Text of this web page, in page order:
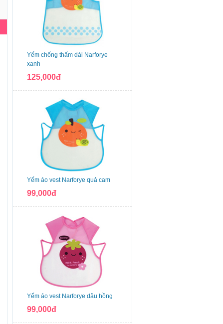
Yếm chống thấm dài Narforye
xanh
125,000đ
Yếm áo vest Narforye quả cam
99,000đ
Yếm áo vest Narforye dâu hồng
99,000đ